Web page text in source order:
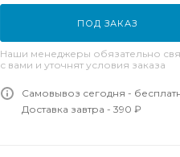
ПОД ЗАКАЗ
Наши менеджеры обязательно
с вами и уточнят условия заказа
Самовывоз сегодня -
Доставка завтра - 390 ₽